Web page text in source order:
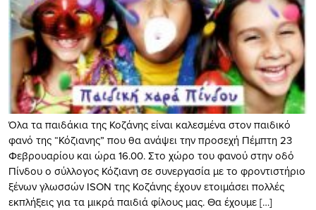
Όλα τα παιδάκια της Κοζάνης είναι καλεσμένα στον παιδικό
φανό της “Κόζιανης” που θα ανάψει την προσεχή Πέμπτη 23
Φεβρουαρίου και ώρα 16.00. Στο χώρο του φανού στην οδό
Πίνδου ο σύλλογος Κόζιανη σε συνεργασία με το φροντιστήριο
ξένων γλωσσών ISON της Κοζάνης έχουν ετοιμάσει πολλές
εκπλήξεις για τα μικρά παιδιά φίλους μας. Θα έχουμε […]